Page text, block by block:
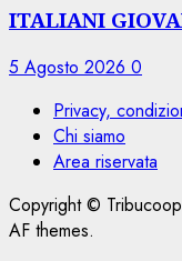
ITALIANI
5 Agosto 2026 0
Privacy,
Chi siamo
Area riservata
Copyright ©
AF themes.